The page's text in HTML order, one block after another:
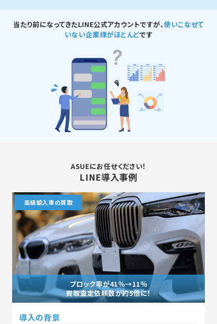
当たり前になってきたLINE公式アカウントですが、使いこなせて
いない企業様がほとんどです
ASUEにお任せください！
LINE導入事例
賃貸オフィス仲介業者
導入1ヶ月でLINE経由での
ホットリード5件創出
導入の背景